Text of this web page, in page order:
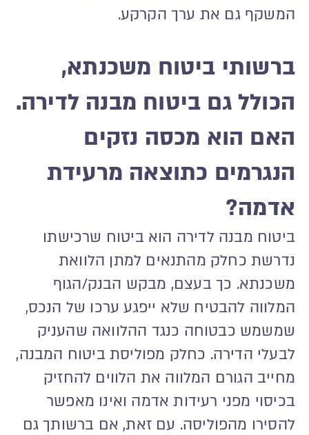
המשקף גם את ערך הקרקע.
ברשותי ביטוח משכנתא,
הכולל גם ביטוח מבנה לדירה.
האם הוא מכסה נזקים
הנגרמים כתוצאה מרעידת
אדמה?
ביטוח מבנה לדירה הוא ביטוח שרכישתו
נדרשת כחלק מהתנאים למתן הלוואת
משכנתא. כך בעצם, מבקש הבנק/הגוף
המלווה להבטיח שלא ייפגע ערכו של הנכס,
שמשמש כבטוחה כנגד ההלוואה שהעניק
לבעלי הדירה. כחלק מפוליסת ביטוח המבנה,
מחייב הגורם המלווה את הלווים להחזיק
בכיסוי מפני רעידות אדמה ואינו מאפשר
להסירו מהפוליסה. עם זאת, אם ברשותך גם